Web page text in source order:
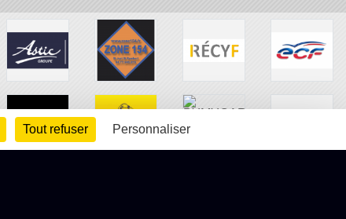
Tout refuser Personnaliser